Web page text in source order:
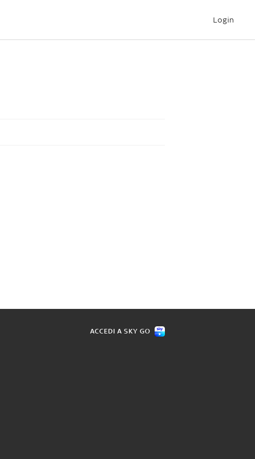
Login
ACCEDI A SKY GO